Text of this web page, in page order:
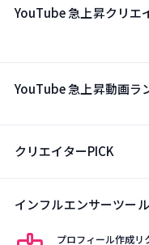
YouTube 急上昇クリエ
YouTube 急上昇動画ラ
クリエイターPICK
インフルエンサーツール
プロフィール作成リ